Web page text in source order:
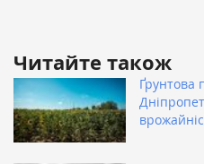
Читайте також
Ґрунтова